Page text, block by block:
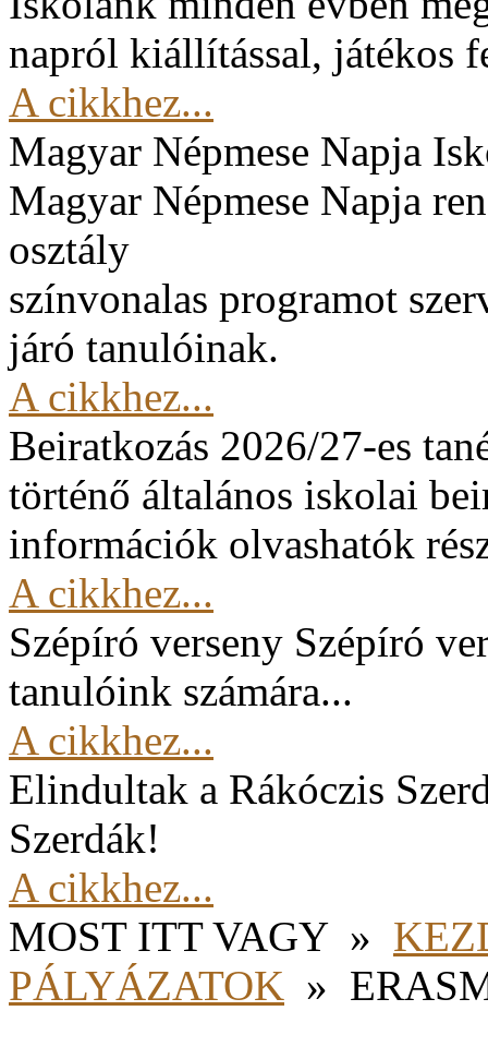
napról kiállítással, játékos
A cikkhez...
Magyar Népmese Napja
Magyar Népmese Napja
osztály
színvonalas programot
járó tanulóinak.
A cikkhez...
Beiratkozás 2026/27-es
történő általános iskolai
információk olvashatók
A cikkhez...
Szépíró verseny Szépíró
tanulóink számára...
A cikkhez...
Elindultak a Rákóczis
Szerdák!
A cikkhez...
MOST ITT VAGY »
PÁLYÁZATOK »